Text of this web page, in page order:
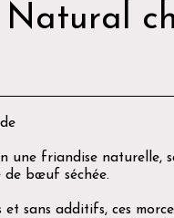
Natural
une friandise naturelle,
de bœuf séchée.
et sans additifs, ces